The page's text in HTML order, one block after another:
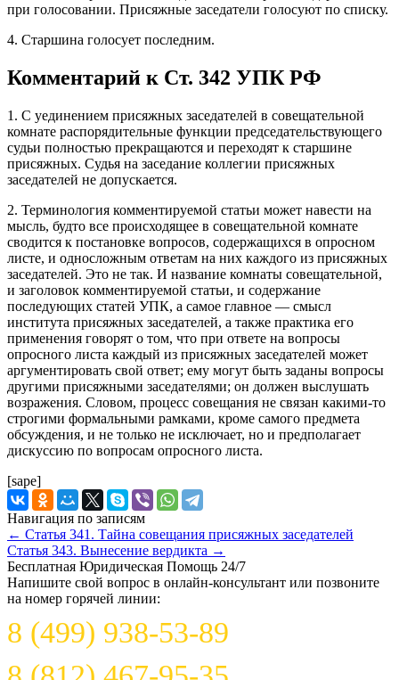
при голосовании. Присяжные заседатели голосуют по списку.
4. Старшина голосует последним.
Комментарий к Ст. 342 УПК РФ
1. С уединением присяжных заседателей в совещательной
комнате распорядительные функции председательствующего
судьи полностью прекращаются и переходят к старшине
присяжных. Судья на заседание коллегии присяжных
заседателей не допускается.
2. Терминология комментируемой статьи может навести на
мысль, будто все происходящее в совещательной комнате
сводится к постановке вопросов, содержащихся в опросном
листе, и односложным ответам на них каждого из присяжных
заседателей. Это не так. И название комнаты совещательной,
и заголовок комментируемой статьи, и содержание
последующих статей УПК, а самое главное — смысл
института присяжных заседателей, а также практика его
применения говорят о том, что при ответе на вопросы
опросного листа каждый из присяжных заседателей может
аргументировать свой ответ; ему могут быть заданы вопросы
другими присяжными заседателями; он должен выслушать
возражения. Словом, процесс совещания не связан какими-то
строгими формальными рамками, кроме самого предмета
обсуждения, и не только не исключает, но и предполагает
дискуссию по вопросам опросного листа.
[sape]
Навигация по записям
← Статья 341. Тайна совещания присяжных заседателей
Статья 343. Вынесение вердикта →
Бесплатная Юридическая Помощь 24/7
Напишите свой вопрос в онлайн-консультант или позвоните
на номер горячей линии:
8 (499) 938-53-89